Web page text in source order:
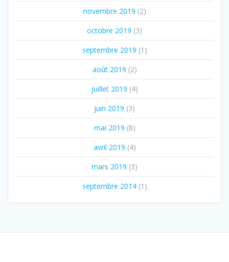
novembre 2019 (2)
octobre 2019 (3)
septembre 2019 (1)
août 2019 (2)
juillet 2019 (4)
juin 2019 (3)
mai 2019 (8)
avril 2019 (4)
mars 2019 (3)
septembre 2014(1)